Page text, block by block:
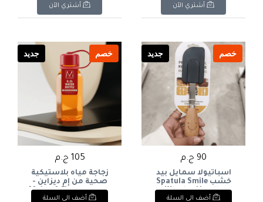
أشتري الآن أشتري الآن
خصم جديد
90 ج.م
اسباتيولا سمايل بيد
خشب Spatula Smile
Wooden Handle
أضف الى السلة
خصم جديد
105 ج.م
زجاجة مياه بلاستيكية
صحية من إم ديزاين -
إصدار خاص (0.5 لتر)M-
Design Special Edition
أضف الى السلة